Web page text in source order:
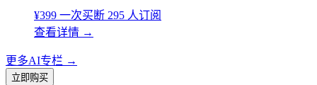
¥399 一次买断 295 人订阅
查看详情 →
更多AI专栏 →
立即购买